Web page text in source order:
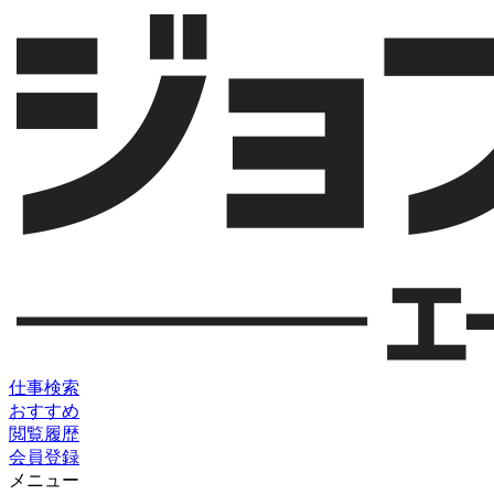
仕事検索
おすすめ
閲覧履歴
会員登録
メニュー